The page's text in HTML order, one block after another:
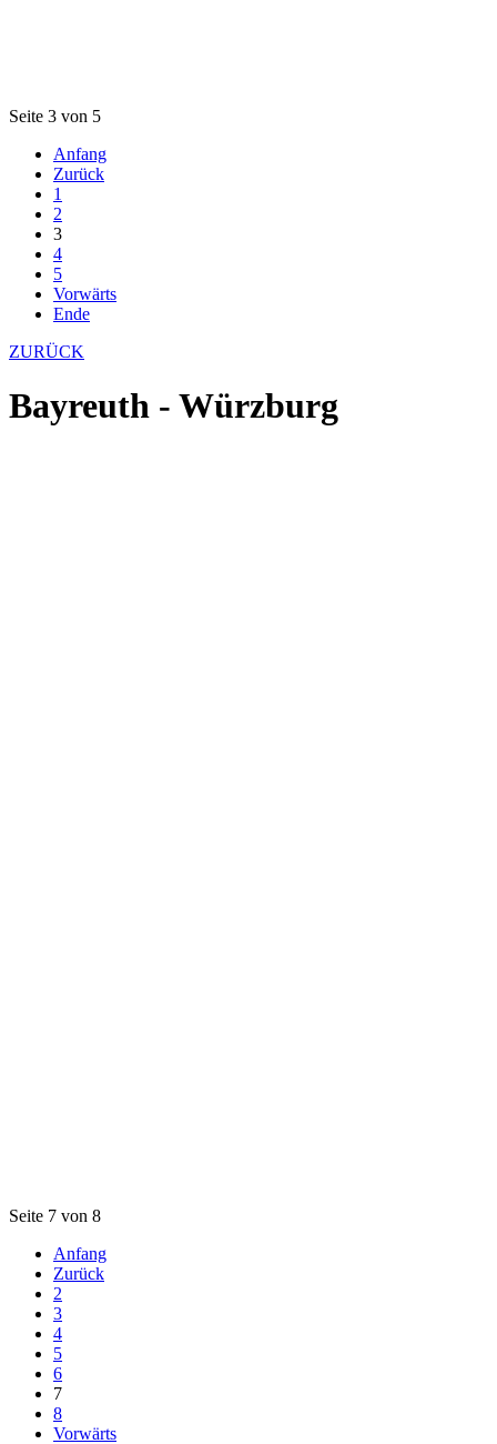
Seite 3 von 5
Anfang
Zurück
1
2
3
4
5
Vorwärts
Ende
ZURÜCK
Bayreuth - Würzburg
Seite 7 von 8
Anfang
Zurück
2
3
4
5
6
7
8
Vorwärts